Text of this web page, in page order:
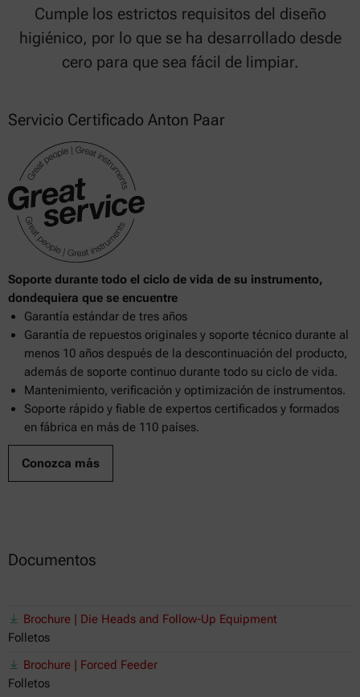
Cumple los estrictos requisitos del diseño
higiénico, por lo que se ha desarrollado desde
cero para que sea fácil de limpiar.
Servicio Certificado Anton Paar
Soporte durante todo el ciclo de vida de su instrumento,
dondequiera que se encuentre
Garantía estándar de tres años
Garantía de repuestos originales y soporte técnico durante al
menos 10 años después de la descontinuación del producto,
además de soporte continuo durante todo su ciclo de vida.
Mantenimiento, verificación y optimización de instrumentos.
Soporte rápido y fiable de expertos certificados y formados
en fábrica en más de 110 países.
Conozca más
Documentos
Brochure | Die Heads and Follow-Up Equipment
Folletos
Brochure | Forced Feeder
Folletos